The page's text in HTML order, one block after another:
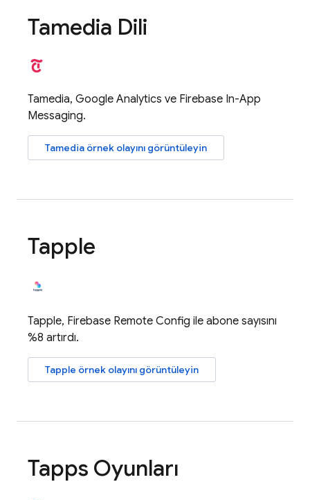
Tamedia Dili
Tamedia, Google Analytics ve Firebase In-App
Messaging.
Tamedia örnek olayını görüntüleyin
Tapple
Tapple, Firebase Remote Config ile abone sayısını
%8 artırdı.
Tapple örnek olayını görüntüleyin
Tapps Oyunları